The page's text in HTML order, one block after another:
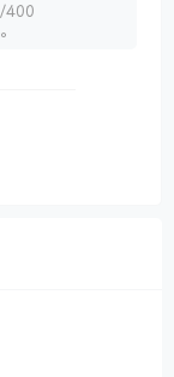
400